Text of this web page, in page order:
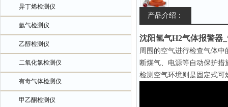
异丁烯检测仪
氩气检测仪
乙醇检测仪
二氧化氯检测仪
有毒气体检测仪
甲乙酮检测仪
产品介绍：
沈阳氢气H2气体报警器
周围的空气进行检查气体
断煤气、电源等自动保护
检测空气环境则是固定式